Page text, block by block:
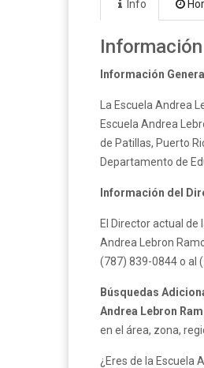
Info
Información
La Escuela Andrea
Escuela Andrea
de Patillas, Puerto
Departamento de
Información del
El Director actual de
Andrea Lebron
(787) 839-0844 o al
Búsquedas
Andrea Lebron
en el área, zona,
¿Eres de la Escuela